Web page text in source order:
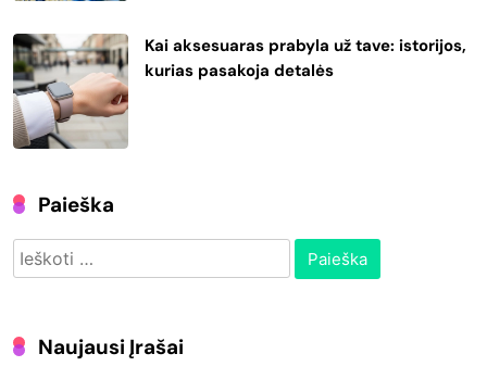
Kai aksesuaras prabyla už tave: istorijos,
kurias pasakoja detalės
Paieška
Ieškoti:
Naujausi Įrašai